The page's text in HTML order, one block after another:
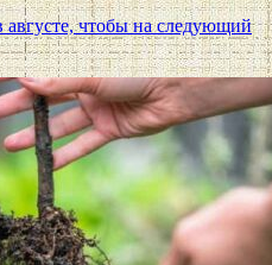
августе, чтобы на следующий